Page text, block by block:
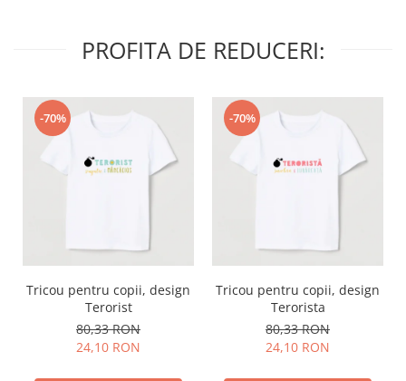
PROFITA DE REDUCERI:
-70%
Tricou pentru copii, design
Terorist
80,33 RON
24,10 RON
-70%
Tricou pentru copii, design
Terorista
80,33 RON
24,10 RON